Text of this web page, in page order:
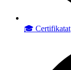
🎓 Certifikatat